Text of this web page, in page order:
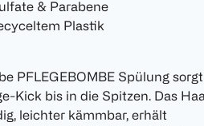
& Parabene
Plastik
PFLEGEBOMBE Spülung sorgt
Kick bis in die Spitzen. Das
leichter kämmbar, erhält